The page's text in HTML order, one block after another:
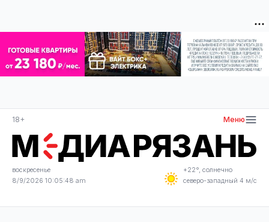
18+ Меню
воскресенье
8/9/2026 10:05:48 am
+22°, солнечно
северо-западный 4 м/с